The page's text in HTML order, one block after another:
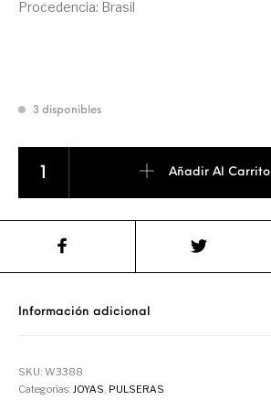
Procedencia: Brasil
3 disponibles
Añadir Al Carrito
Información adicional
SKU:W3388
Categorías:JOYAS, PULSERAS